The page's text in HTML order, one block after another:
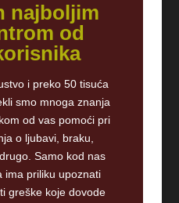
najboljim
od
i preko 50 tisuća
smo mnoga znanja
od vas pomoći pri
o ljubavi, braku,
Samo kod nas
ima priliku upoznati
greške koje dovode